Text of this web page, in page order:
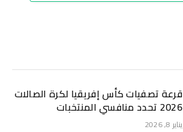
قرعة تصفيات كأس إفريقيا لكرة الصالات
2026 تحدد منافسي المنتخبات
يناير 8, 2026